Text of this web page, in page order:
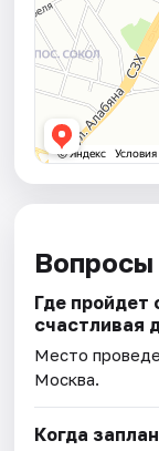
Вопросы
Где пройдет
счастливая
Место
Москва.
Когда